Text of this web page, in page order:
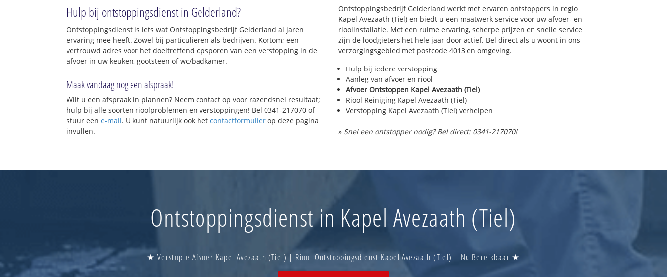
Hulp bij ontstoppingsdienst in Gelderland?
Ontstoppingsdienst is iets wat Ontstoppingsbedrijf Gelderland al jaren
ervaring mee heeft. Zowel bij particulieren als bedrijven. Kortom; een
vertrouwd adres voor het doeltreffend opsporen van een verstopping in de
afvoer in uw keuken, gootsteen of wc/badkamer.
Maak vandaag nog een afspraak!
Wilt u een afspraak in plannen? Neem contact op voor razendsnel resultaat;
hulp bij alle soorten rioolproblemen en verstoppingen! Bel 0341-217070 of
stuur eene-mail. U kunt natuurlijk ook hetcontactformulier op deze pagina
invullen.
Ontstoppingsbedrijf Gelderland werkt met ervaren ontstoppers in regio
Kapel Avezaath (Tiel) en biedt u een maatwerk service voor uw afvoer- en
rioolinstallatie. Met een ruime ervaring, scherpe prijzen en snelle service
zijn de loodgieters het hele jaar door actief. Bel direct als u woont in ons
verzorgingsgebied met postcode 4013 en omgeving.
Hulp bij iedere verstopping
Aanleg van afvoer en riool
Afvoer Ontstoppen Kapel Avezaath (Tiel)
Riool Reiniging Kapel Avezaath (Tiel)
Verstopping Kapel Avezaath (Tiel) verhelpen
» Snel een ontstopper nodig? Bel direct: 0341-217070!
Ontstoppingsdienst in Kapel Avezaath (Tiel)
★ Verstopte Afvoer Kapel Avezaath (Tiel) | Riool Ontstoppingsdienst Kapel Avezaath (Tiel) | Nu Bereikbaar ★